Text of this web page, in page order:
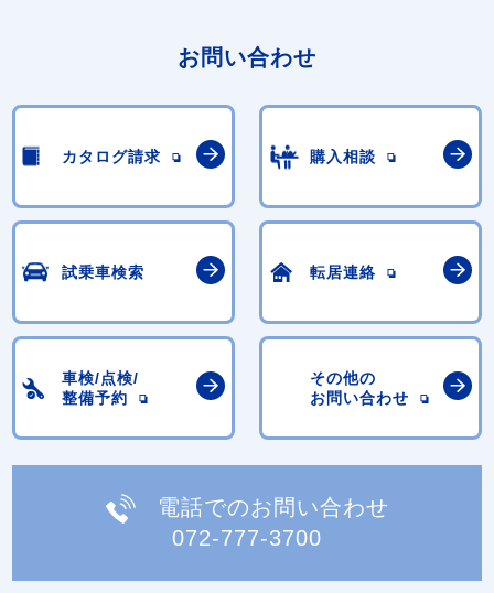
お問い合わせ
カタログ請求 購入相談
試乗車検索 転居連絡
車検/点検/
整備予約
その他の
お問い合わせ
電話でのお問い合わせ
072-777-3700